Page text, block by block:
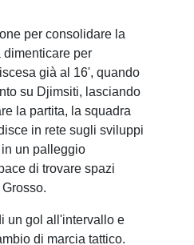
per consolidare la
dimenticare per
già al 16', quando
su Djimsiti, lasciando
la partita, la squadra
in rete sugli sviluppi
un palleggio
di trovare spazi
un gol all'intervallo e
di marcia tattico.